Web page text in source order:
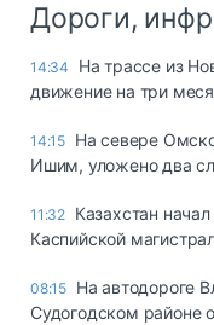
Дороги,
14:34
На трассе из
движение на три
14:15 На севере
Ишим, уложено два
11:32 Казахстан
Каспийской
08:15 На автодороге
Судогодском районе